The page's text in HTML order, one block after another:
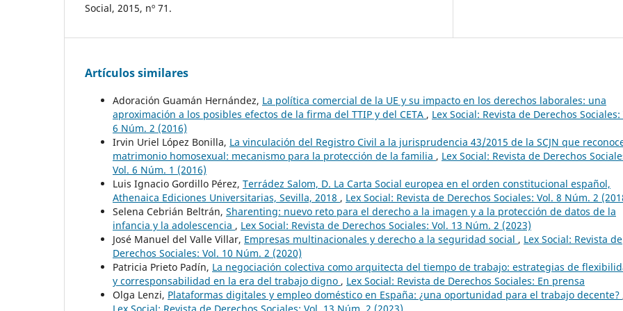
Social, 2015, nº 71.
Artículos similares
Adoración Guamán Hernández, La política comercial de la UE y su impacto en los derechos laborales: una
aproximación a los posibles efectos de la firma del TTIP y del CETA , Lex Social: Revista de Derechos Sociales:
6 Núm. 2 (2016)
Irvin Uriel López Bonilla, La vinculación del Registro Civil a la jurisprudencia 43/2015 de la SCJN que
matrimonio homosexual: mecanismo para la protección de la familia , Lex Social: Revista de Derechos
Vol. 6 Núm. 1 (2016)
Luis Ignacio Gordillo Pérez, Terrádez Salom, D. La Carta Social europea en el orden constitucional español,
Athenaica Ediciones Universitarias, Sevilla, 2018 , Lex Social: Revista de Derechos Sociales: Vol. 8 Núm. 2
Selena Cebrián Beltrán, Sharenting: nuevo reto para el derecho a la imagen y a la protección de datos de la
infancia y la adolescencia , Lex Social: Revista de Derechos Sociales: Vol. 13 Núm. 2 (2023)
José Manuel del Valle Villar, Empresas multinacionales y derecho a la seguridad social , Lex Social: Revista de
Derechos Sociales: Vol. 10 Núm. 2 (2020)
Patricia Prieto Padín, La negociación colectiva como arquitecta del tiempo de trabajo: estrategias de
y corresponsabilidad en la era del trabajo digno , Lex Social: Revista de Derechos Sociales: En prensa
Olga Lenzi, Plataformas digitales y empleo doméstico en España: ¿una oportunidad para el trabajo decente?